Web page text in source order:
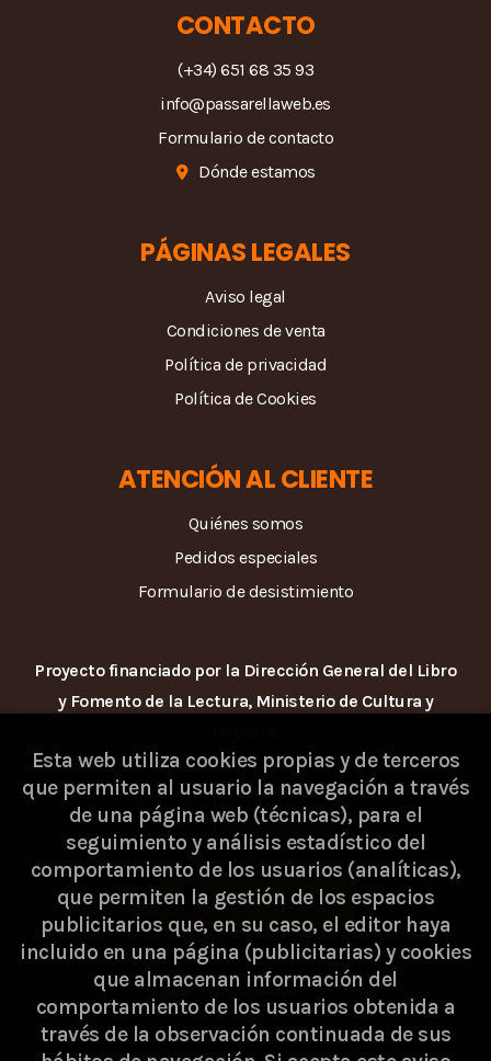
CONTACTO
(+34) 651 68 35 93
info@passarellaweb.es
Formulario de contacto
Dónde estamos
PÁGINAS LEGALES
Aviso legal
Condiciones de venta
Política de privacidad
Política de Cookies
ATENCIÓN AL CLIENTE
Quiénes somos
Pedidos especiales
Formulario de desistimiento
Proyecto financiado por la Dirección General del Libro
y Fomento de la Lectura, Ministerio de Cultura y
Esta web utiliza cookies propias y de terceros
que permiten al usuario la navegación a través
de una página web (técnicas), para el
seguimiento y análisis estadístico del
comportamiento de los usuarios (analíticas),
que permiten la gestión de los espacios
publicitarios que, en su caso, el editor haya
incluido en una página (publicitarias) y cookies
que almacenan información del
comportamiento de los usuarios obtenida a
través de la observación continuada de sus